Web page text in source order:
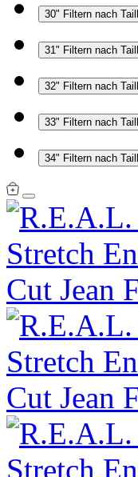
30" Filtern nach
31" Filtern nach
32" Filtern nach
33" Filtern nach
34" Filtern nach